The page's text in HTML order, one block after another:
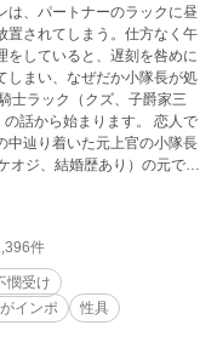
は、パートナーのラックに昼
置されてしまう。仕方なく午
をしていると、遅刻を咎めに
しまい、なぜだか小隊長が処
ら始まります。 恋人で
中辿り着いた元上官の小隊長
オジ、結婚歴あり）の元で癒
その恋心をなんとか成就さ
。 ※今回はR18内
ません。予告なしに性的描
中。
件
憫受け
インポ
性具